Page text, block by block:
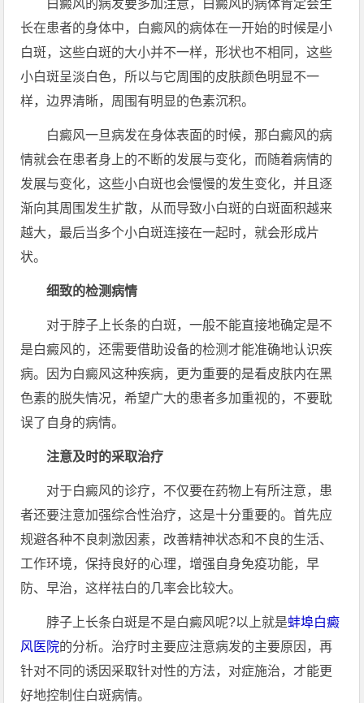
白癜风的病发要多加注意，白癜风的病体肯定会生
长在患者的身体中，白癜风的病体在一开始的时候是小
白斑，这些白斑的大小并不一样，形状也不相同，这些
小白斑呈淡白色，所以与它周围的皮肤颜色明显不一
样，边界清晰，周围有明显的色素沉积。
白癜风一旦病发在身体表面的时候，那白癜风的病
情就会在患者身上的不断的发展与变化，而随着病情的
发展与变化，这些小白斑也会慢慢的发生变化，并且逐
渐向其周围发生扩散，从而导致小白斑的白斑面积越来
越大，最后当多个小白斑连接在一起时，就会形成片
状。
细致的检测病情
对于脖子上长条的白斑，一般不能直接地确定是不
是白癜风的，还需要借助设备的检测才能准确地认识疾
病。因为白癜风这种疾病，更为重要的是看皮肤内在黑
色素的脱失情况，希望广大的患者多加重视的，不要耽
误了自身的病情。
注意及时的采取治疗
对于白癜风的诊疗，不仅要在药物上有所注意，患
者还要注意加强综合性治疗，这是十分重要的。首先应
规避各种不良刺激因素，改善精神状态和不良的生活、
工作环境，保持良好的心理，增强自身免疫功能，早
防、早治，这样祛白的几率会比较大。
脖子上长条白斑是不是白癜风呢?以上就是蚌埠白癜
风医院的分析。治疗时主要应注意病发的主要原因，再
针对不同的诱因采取针对性的方法，对症施治，才能更
好地控制住白斑病情。